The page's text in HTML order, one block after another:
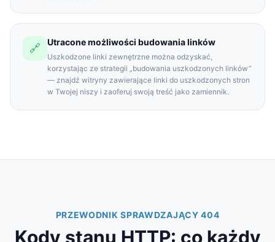
🔗 Utracone możliwości budowania linków
Uszkodzone linki zewnętrzne można odzyskać,
korzystając ze strategii „budowania uszkodzonych linków”
— znajdź witryny zawierające linki do uszkodzonych stron
w Twojej niszy i zaoferuj swoją treść jako zamiennik.
PRZEWODNIK SPRAWDZAJĄCY 404
Kody stanu HTTP: co każdy